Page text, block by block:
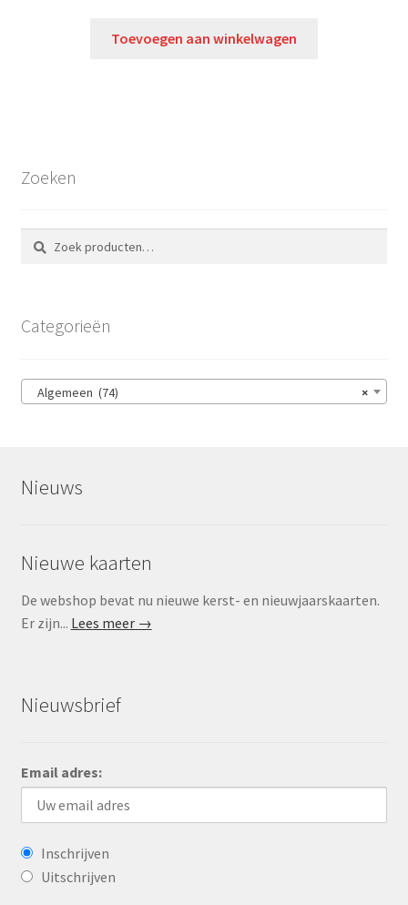
Toevoegen aan winkelwagen
Zoeken
Zoeken
naar:
Zoeken
Categorieën
×
Algemeen (74)
Nieuws
Nieuwe kaarten
De webshop bevat nu nieuwe kerst- en nieuwjaarskaarten.
Er zijn... Lees meer →
Nieuwsbrief
Email adres:
Inschrijven
Uitschrijven